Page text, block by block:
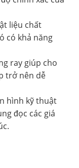
liệu chất
có khả năng
ray giúp cho
trở nên dễ
hình kỹ thuật
đọc các giá